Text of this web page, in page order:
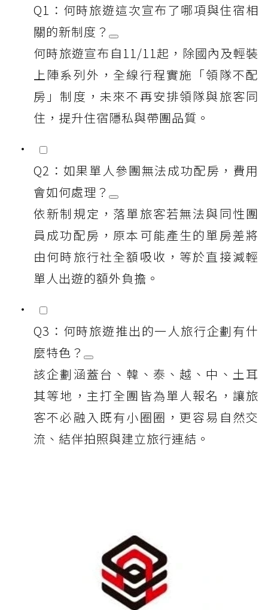
Q1：何時旅遊這次宣布了哪項與住宿相
關的新制度？
何時旅遊宣布自11/11起，除國內及輕裝
上陣系列外，全線行程實施「領隊不配
房」制度，未來不再安排領隊與旅客同
住，提升住宿隱私與帶團品質。
Q2：如果單人參團無法成功配房，費用
會如何處理？
依新制規定，落單旅客若無法與同性團
員成功配房，原本可能產生的單房差將
由何時旅行社全額吸收，等於直接減輕
單人出遊的額外負擔。
Q3：何時旅遊推出的一人旅行企劃有什
麼特色？
該企劃涵蓋台、韓、泰、越、中、土耳
其等地，主打全團皆為單人報名，讓旅
客不必融入既有小圈圈，更容易自然交
流、結伴拍照與建立旅行連結。